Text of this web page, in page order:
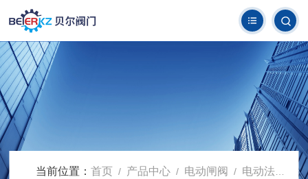
当前位置：首页 / 产品中心 / 电动闸阀 / 电动法兰闸阀